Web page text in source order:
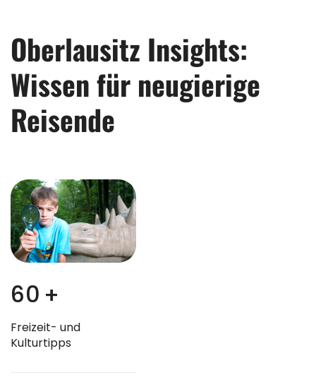
Oberlausitz Insights:
Wissen für neugierige
Reisende
60 +
Freizeit- und
Kulturtipps